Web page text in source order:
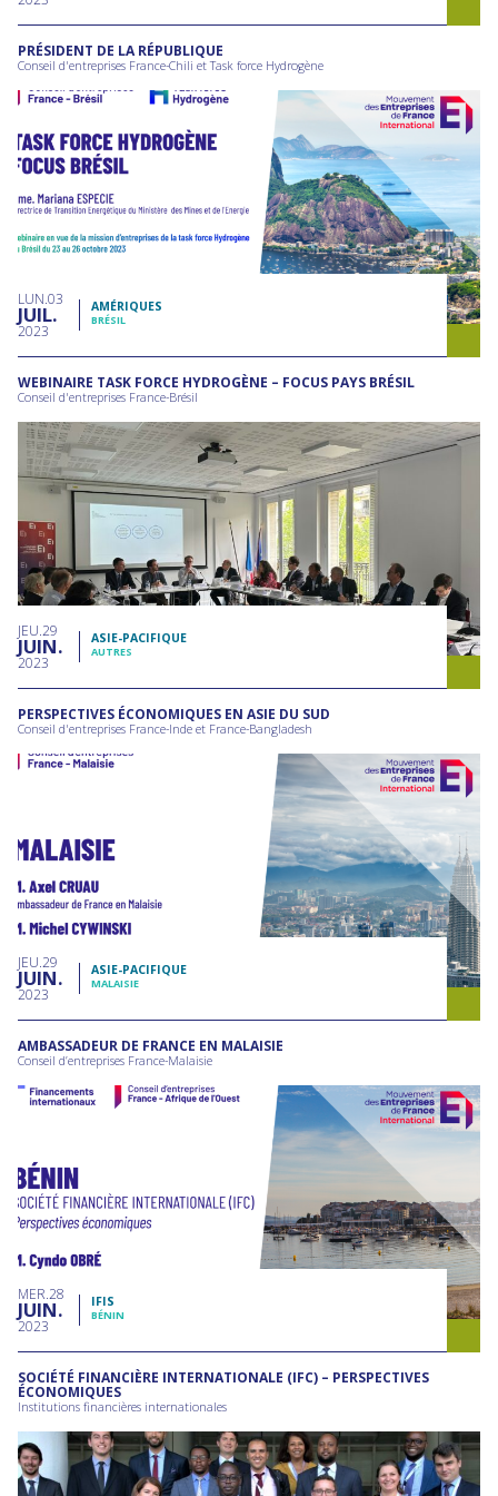
PRÉSIDENT DE LA RÉPUBLIQUE
Conseil d'entreprises France-Chili et Task force Hydrogène
LUN 03
JUIL
2023
AMÉRIQUES
BRÉSIL
WEBINAIRE TASK FORCE HYDROGÈNE – FOCUS PAYS BRÉSIL
Conseil d'entreprises France-Brésil
JEU 29
JUIN
2023
ASIE-PACIFIQUE
AUTRES
PERSPECTIVES ÉCONOMIQUES EN ASIE DU SUD
Conseil d'entreprises France-Inde et France-Bangladesh
JEU 29
JUIN
2023
ASIE-PACIFIQUE
MALAISIE
AMBASSADEUR DE FRANCE EN MALAISIE
Conseil d’entreprises France-Malaisie
MER 28
JUIN
2023
IFIS
BÉNIN
SOCIÉTÉ FINANCIÈRE INTERNATIONALE (IFC) – PERSPECTIVES
ÉCONOMIQUES
Institutions financières internationales